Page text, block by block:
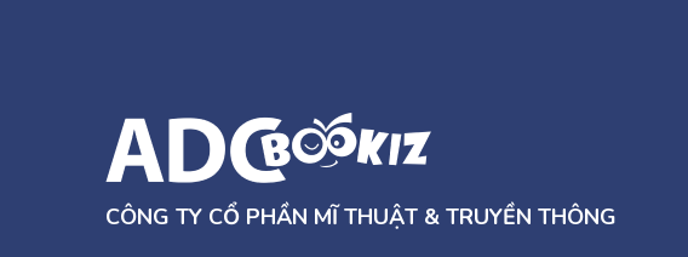
CÔNG TY CỔ PHẦN MĨ THUẬT & TRUYỀN THÔNG